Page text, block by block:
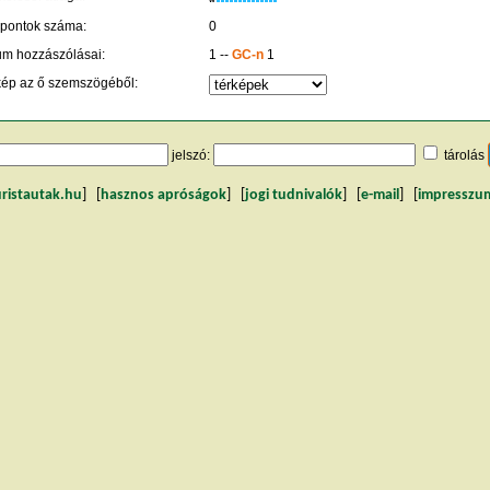
pontok száma:
0
hozzászólásai:
1 -- GC-n1
az ő szemszögéből:
jelszó: tárolás
hasznos apróságok jogi tudnivalók e-mail